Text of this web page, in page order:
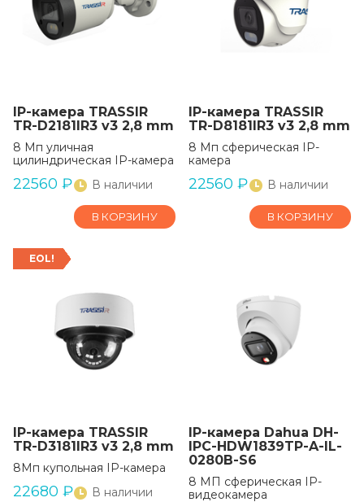
IP-камера TRASSIR
TR-D2181IR3 v3 2,8 mm
8 Мп уличная
цилиндрическая IP-камера
22560 ₽ В наличии
В КОРЗИНУ
IP-камера TRASSIR
TR-D8181IR3 v3 2,8 mm
8 Мп сферическая IP-
камера
22560 ₽ В наличии
В КОРЗИНУ
EOL!
IP-камера TRASSIR
TR-D3181IR3 v3 2,8 mm
8Мп купольная IP-камера
22680 ₽ В наличии
IP-камера Dahua DH-
IPC-HDW1839TP-A-IL-
0280B-S6
8 МП сферическая IP-
видеокамера